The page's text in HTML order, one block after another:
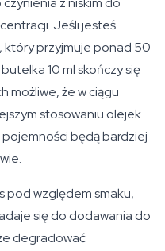
Jeśli jesteś
który przyjmuje ponad 50
10 ml skończy się
możliwe, że w ciągu
stosowaniu olejek
będą bardziej
pod względem smaku,
się do dodawania do
degradować